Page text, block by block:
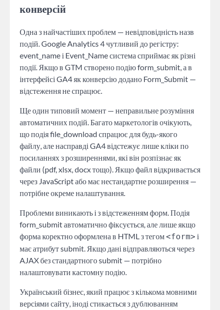
конверсій
Одна з найчастіших проблем — невідповідність назв
подій. Google Analytics 4 чутливий до регістру:
event_name і Event_Name система сприймає як різні
події. Якщо в GTM створено подію form_submit, а в
інтерфейсі GA4 як конверсію додано Form_Submit —
відстеження не спрацює.
Ще один типовий момент — неправильне розуміння
автоматичних подій. Багато маркетологів очікують,
що подія file_download спрацює для будь-якого
файлу, але насправді GA4 відстежує лише кліки по
посиланнях з розширеннями, які він розпізнає як
файли (pdf, xlsx, docx тощо). Якщо файл відкривається
через JavaScript або має нестандартне розширення —
потрібне окреме налаштування.
Проблеми виникають і з відстеженням форм. Подія
form_submit автоматично фіксується, але лише якщо
форма коректно оформлена в HTML з тегом<form> і
має атрибут submit. Якщо дані відправляються через
AJAX без стандартного submit — потрібно
налаштовувати кастомну подію.
Український бізнес, який працює з кількома мовними
версіями сайту, іноді стикається з дублюванням